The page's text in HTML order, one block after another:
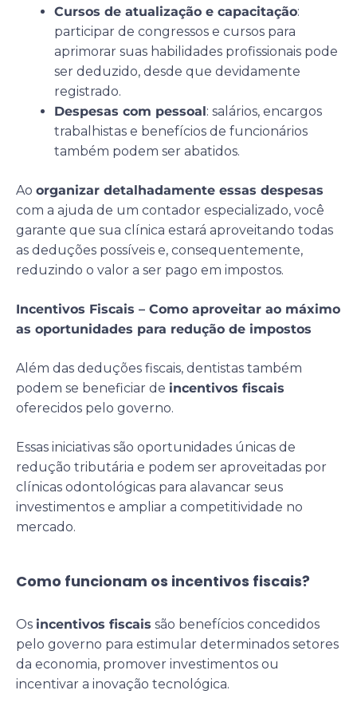
Cursos de atualização e capacitação:
participar de congressos e cursos para
aprimorar suas habilidades profissionais pode
ser deduzido, desde que devidamente
registrado.
Despesas com pessoal: salários, encargos
trabalhistas e benefícios de funcionários
também podem ser abatidos.
Ao organizar detalhadamente essas despesas
com a ajuda de um contador especializado, você
garante que sua clínica estará aproveitando todas
as deduções possíveis e, consequentemente,
reduzindo o valor a ser pago em impostos.
Incentivos Fiscais – Como aproveitar ao máximo
as oportunidades para redução de impostos
Além das deduções fiscais, dentistas também
podem se beneficiar de incentivos fiscais
oferecidos pelo governo.
Essas iniciativas são oportunidades únicas de
redução tributária e podem ser aproveitadas por
clínicas odontológicas para alavancar seus
investimentos e ampliar a competitividade no
mercado.
Como funcionam os incentivos fiscais?
Os incentivos fiscais são benefícios concedidos
pelo governo para estimular determinados setores
da economia, promover investimentos ou
incentivar a inovação tecnológica.